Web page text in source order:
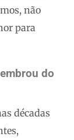
não
para
do
décadas